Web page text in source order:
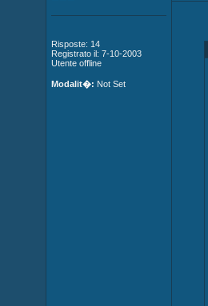
Risposte: 14
Registrato il: 7-10-2003
Utente offline
Modalit�: Not Set